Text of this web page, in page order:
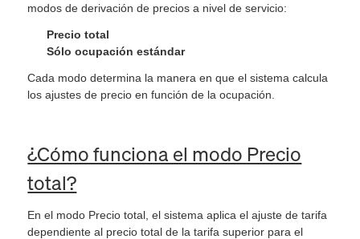
modos de derivación de precios a nivel de servicio:
Precio total
Sólo ocupación estándar
Cada modo determina la manera en que el sistema calcula
los ajustes de precio en función de la ocupación.
¿Cómo funciona el modo Precio
total?
En el modo Precio total, el sistema aplica el ajuste de tarifa
dependiente al precio total de la tarifa superior para el